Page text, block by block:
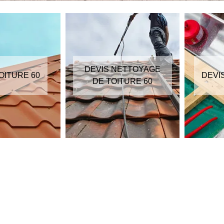
60
DEVIS NETTOYAGE
DE TOITURE 60